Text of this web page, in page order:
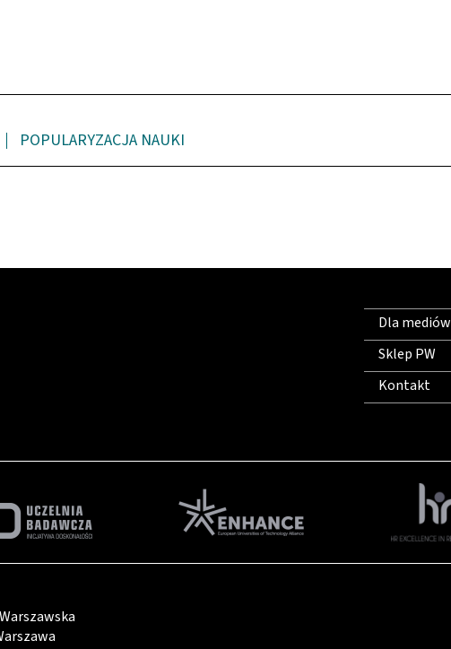
POPULARYZACJA NAUKI
Dla mediów
Sklep PW
Kontakt